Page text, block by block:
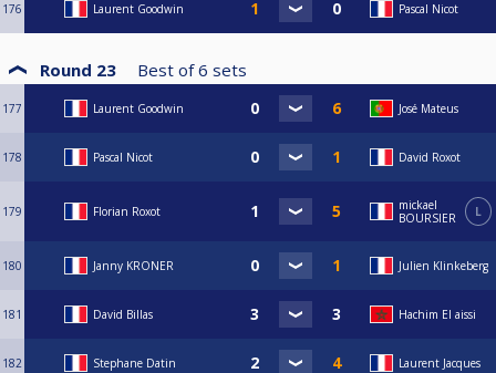
176 Laurent Goodwin Pascal Nicot
Round 23 Best of6 sets
177 Laurent Goodwin José Mateus
178 Pascal Nicot David Roxot
179 Florian Roxot
mickael
BOURSIER
L
180 Janny KRONER Julien Klinkeberg
181 David Billas Hachim El aissi
182 Stephane Datin Laurent Jacques